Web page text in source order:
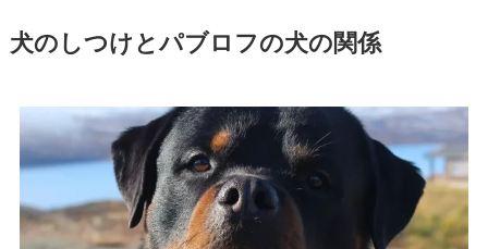
犬のしつけとパブロフの犬の関係